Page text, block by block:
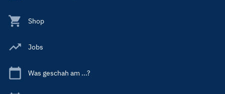
Shop
Jobs
Was geschah am ...?